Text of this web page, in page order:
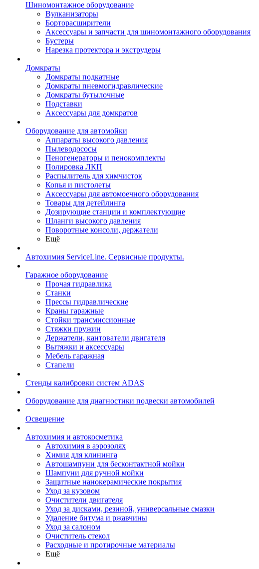
Шиномонтажное оборудование
Вулканизаторы
Борторасширители
Аксессуары и запчасти для шиномонтажного оборудования
Бустеры
Нарезка протектора и экструдеры
Домкраты
Домкраты подкатные
Домкраты пневмогидравлические
Домкраты бутылочные
Подставки
Аксессуары для домкратов
Оборудование для автомойки
Аппараты высокого давления
Пылеводососы
Пеногенераторы и пенокомплекты
Полировка ЛКП
Распылитель для химчисток
Копья и пистолеты
Аксессуары для автомоечного оборудования
Товары для детейлинга
Дозирующие станции и комплектующие
Шланги высокого давления
Поворотные консоли, держатели
Ещё
Автохимия ServiceLine. Сервисные продукты.
Гаражное оборудование
Прочая гидравлика
Станки
Прессы гидравлические
Краны гаражные
Стойки трансмиссионные
Стяжки пружин
Держатели, кантователи двигателя
Вытяжки и аксессуары
Мебель гаражная
Стапели
Стенды калибровки систем ADAS
Оборудование для диагностики подвески автомобилей
Освещение
Автохимия и автокосметика
Автохимия в аэрозолях
Химия для клининга
Автошампуни для бесконтактной мойки
Шампуни для ручной мойки
Защитные нанокерамические покрытия
Уход за кузовом
Очистители двигателя
Уход за дисками, резиной, универсальные смазки
Удаление битума и ржавчины
Уход за салоном
Очиститель стекол
Расходные и протирочные материалы
Ещё